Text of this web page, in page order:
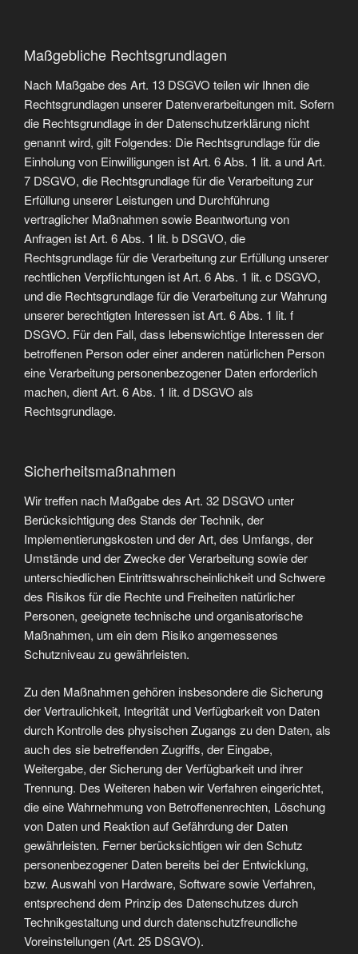
Maßgebliche Rechtsgrundlagen
Nach Maßgabe des Art. 13 DSGVO teilen wir Ihnen die
Rechtsgrundlagen unserer Datenverarbeitungen mit. Sofern
die Rechtsgrundlage in der Datenschutzerklärung nicht
genannt wird, gilt Folgendes: Die Rechtsgrundlage für die
Einholung von Einwilligungen ist Art. 6 Abs. 1 lit. a und Art.
7 DSGVO, die Rechtsgrundlage für die Verarbeitung zur
Erfüllung unserer Leistungen und Durchführung
vertraglicher Maßnahmen sowie Beantwortung von
Anfragen ist Art. 6 Abs. 1 lit. b DSGVO, die
Rechtsgrundlage für die Verarbeitung zur Erfüllung unserer
rechtlichen Verpflichtungen ist Art. 6 Abs. 1 lit. c DSGVO,
und die Rechtsgrundlage für die Verarbeitung zur Wahrung
unserer berechtigten Interessen ist Art. 6 Abs. 1 lit. f
DSGVO. Für den Fall, dass lebenswichtige Interessen der
betroffenen Person oder einer anderen natürlichen Person
eine Verarbeitung personenbezogener Daten erforderlich
machen, dient Art. 6 Abs. 1 lit. d DSGVO als
Rechtsgrundlage.
Sicherheitsmaßnahmen
Wir treffen nach Maßgabe des Art. 32 DSGVO unter
Berücksichtigung des Stands der Technik, der
Implementierungskosten und der Art, des Umfangs, der
Umstände und der Zwecke der Verarbeitung sowie der
unterschiedlichen Eintrittswahrscheinlichkeit und Schwere
des Risikos für die Rechte und Freiheiten natürlicher
Personen, geeignete technische und organisatorische
Maßnahmen, um ein dem Risiko angemessenes
Schutzniveau zu gewährleisten.
Zu den Maßnahmen gehören insbesondere die Sicherung
der Vertraulichkeit, Integrität und Verfügbarkeit von Daten
durch Kontrolle des physischen Zugangs zu den Daten, als
auch des sie betreffenden Zugriffs, der Eingabe,
Weitergabe, der Sicherung der Verfügbarkeit und ihrer
Trennung. Des Weiteren haben wir Verfahren eingerichtet,
die eine Wahrnehmung von Betroffenenrechten, Löschung
von Daten und Reaktion auf Gefährdung der Daten
gewährleisten. Ferner berücksichtigen wir den Schutz
personenbezogener Daten bereits bei der Entwicklung,
bzw. Auswahl von Hardware, Software sowie Verfahren,
entsprechend dem Prinzip des Datenschutzes durch
Technikgestaltung und durch datenschutzfreundliche
Voreinstellungen (Art. 25 DSGVO).